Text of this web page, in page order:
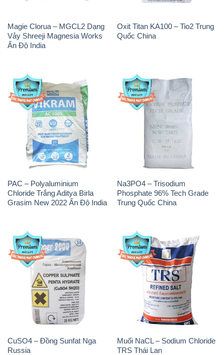
Magie Clorua – MGCL2 Dạng
Vảy Shreeji Magnesia Works
Ấn Độ India
Oxit Titan KA100 – Tio2 Trung
Quốc China
PAC – Polyaluminium
Chloride Trắng Aditya Birla
Grasim New 2022 Ấn Độ India
Na3PO4 – Trisodium
Phosphate 96% Tech Grade
Trung Quốc China
CuSO4 – Đồng Sunfat Nga
Russia
Muối NaCL – Sodium Chloride
TRS Thái Lan